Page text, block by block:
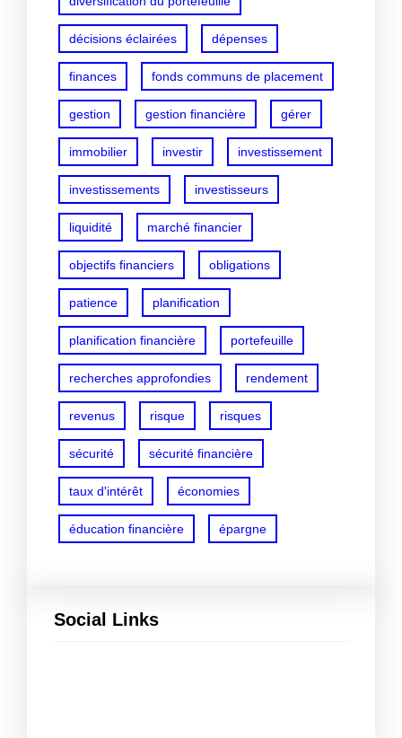
décisions éclairées dépenses
finances fonds communs de placement
gestion gestion financière gérer
immobilier investir investissement
investissements investisseurs
liquidité marché financier
objectifs financiers obligations
patience planification
planification financière portefeuille
recherches approfondies rendement
revenus risque risques
sécurité sécurité financière
taux d'intérêt économies
éducation financière épargne
Social Links